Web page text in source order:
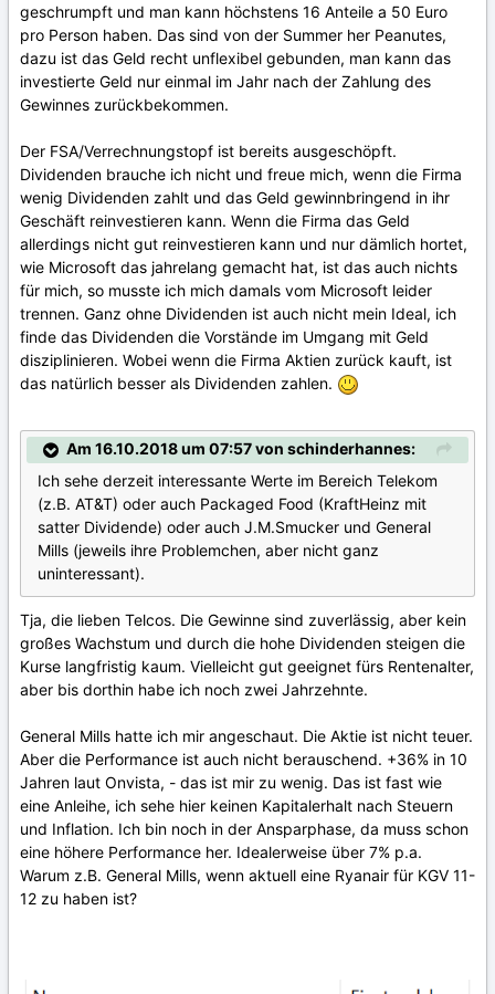
geschrumpft und man kann höchstens 16 Anteile a 50 Euro
pro Person haben. Das sind von der Summer her Peanutes,
dazu ist das Geld recht unflexibel gebunden, man kann das
investierte Geld nur einmal im Jahr nach der Zahlung des
Gewinnes zurückbekommen.
Der FSA/Verrechnungstopf ist bereits ausgeschöpft.
Dividenden brauche ich nicht und freue mich, wenn die Firma
wenig Dividenden zahlt und das Geld gewinnbringend in ihr
Geschäft reinvestieren kann. Wenn die Firma das Geld
allerdings nicht gut reinvestieren kann und nur dämlich hortet,
wie Microsoft das jahrelang gemacht hat, ist das auch nichts
für mich, so musste ich mich damals vom Microsoft leider
trennen. Ganz ohne Dividenden ist auch nicht mein Ideal, ich
finde das Dividenden die Vorstände im Umgang mit Geld
disziplinieren. Wobei wenn die Firma Aktien zurück kauft, ist
das natürlich besser als Dividenden zahlen.
Am 16.10.2018 um 07:57 von schinderhannes:
Ich sehe derzeit interessante Werte im Bereich Telekom
(z.B. AT&T) oder auch Packaged Food (KraftHeinz mit
satter Dividende) oder auch J.M.Smucker und General
Mills (jeweils ihre Problemchen, aber nicht ganz
uninteressant).
Tja, die lieben Telcos. Die Gewinne sind zuverlässig, aber kein
großes Wachstum und durch die hohe Dividenden steigen die
Kurse langfristig kaum. Vielleicht gut geeignet fürs Rentenalter,
aber bis dorthin habe ich noch zwei Jahrzehnte.
General Mills hatte ich mir angeschaut. Die Aktie ist nicht teuer.
Aber die Performance ist auch nicht berauschend. +36% in 10
Jahren laut Onvista, - das ist mir zu wenig. Das ist fast wie
eine Anleihe, ich sehe hier keinen Kapitalerhalt nach Steuern
und Inflation. Ich bin noch in der Ansparphase, da muss schon
eine höhere Performance her. Idealerweise über 7% p.a.
Warum z.B. General Mills, wenn aktuell eine Ryanair für KGV 11-
12 zu haben ist?